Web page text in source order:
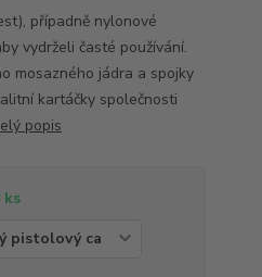
případně nylonové
vydrželi časté používání.
mosazného jádra a spojky
kartáčky společnosti
popis
ks